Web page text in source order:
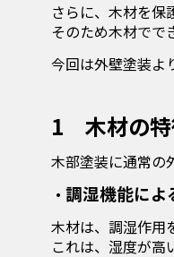
さらに、木材を保
そのため木材でで
今回は外壁塗装よ
1 木材の
木部塗装に通常の
・ 調湿機能によ
木材は、調湿作用
これは、湿度が高